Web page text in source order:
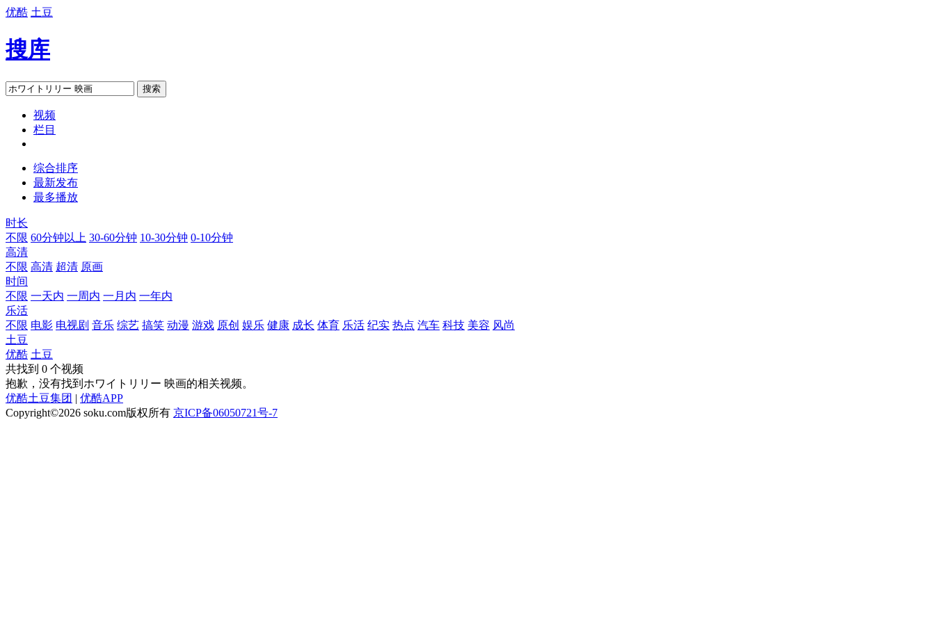
优酷 土豆
搜库
搜索
视频
栏目
综合排序
最新发布
最多播放
时长
不限 60分钟以上 30-60分钟 10-30分钟 0-10分钟
高清
不限 高清 超清 原画
时间
不限 一天内 一周内 一月内 一年内
乐活
不限 电影 电视剧 音乐 综艺 搞笑 动漫 游戏 原创 娱乐 健康 成长 体育 乐活 纪实 热点 汽车 科技 美容 风尚
土豆
优酷 土豆
共找到 0 个视频
抱歉，没有找到 ホワイトリリー 映画的相关视频。
优酷土豆集团 | 优酷APP
Copyright©2026 soku.com版权所有 京ICP备06050721号-7